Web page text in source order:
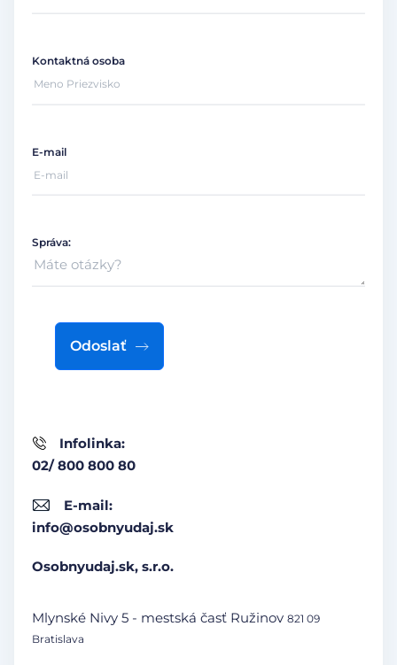
Infolinka:
02/ 800 800 80
E-mail:
info@osobnyudaj.sk
Osobnyudaj.sk, s.r.o.
Mlynské Nivy 5 - mestská časť Ružinov 821 09
Bratislava
Kontaktná osoba
E-mail
Správa:
Odoslať